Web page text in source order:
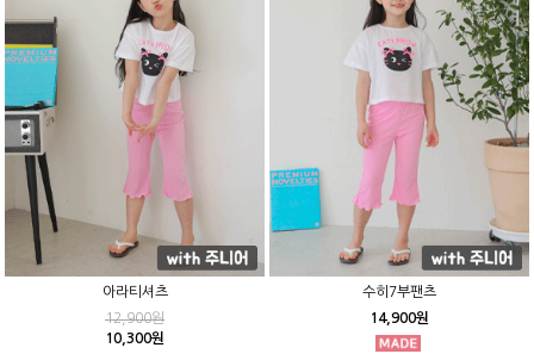
아라티셔츠
12,900원
10,300원
수히7부팬츠
14,900원